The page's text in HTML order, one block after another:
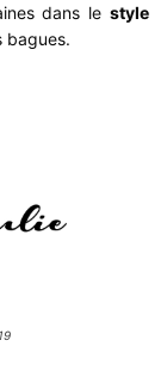
dans le style
bagues.